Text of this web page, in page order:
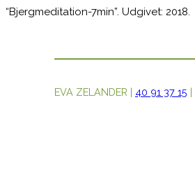
“Bjergmeditation-7min”. Udgivet: 2018.
EVA ZELANDER | 40 91 37 15 |